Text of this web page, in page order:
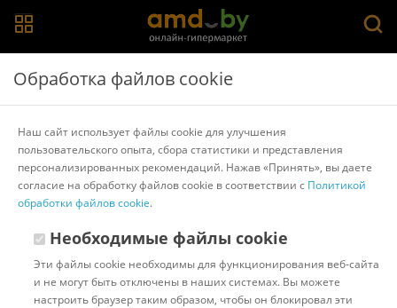
Главная > Каталог товаров Шкафы
темный/анкор светлый)
Другие товары Modern
Обработка файлов cookie
Наш сайт использует файлы cookie для улучшения
пользовательского опыта, сбора статистики и представления
персонализированных рекомендаций. Нажав «Принять», вы даете
согласие на обработку файлов cookie в соответствии с Политикой
обработки файлов cookie.
Необходимые файлы cookie
Эти файлы cookie необходимы для функционирования веб-сайта
и не могут быть отключены в наших системах. Вы можете
настроить браузер таким образом, чтобы он блокировал эти